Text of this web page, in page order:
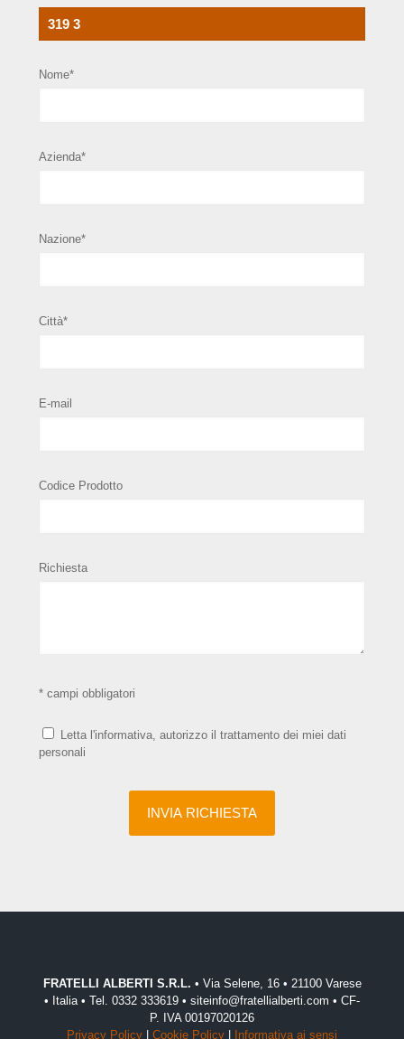
Nome*
Azienda*
Nazione*
Città*
E-mail
Codice Prodotto
Richiesta
* campi obbligatori
Letta l'informativa, autorizzo il trattamento dei miei dati
personali
FRATELLI ALBERTI S.R.L. • Via Selene, 16 • 21100 Varese
• Italia • Tel. 0332 333619 • siteinfo@fratellialberti.com • CF-
P. IVA 00197020126
Privacy Policy
Cookie Policy Informativa ai sensi